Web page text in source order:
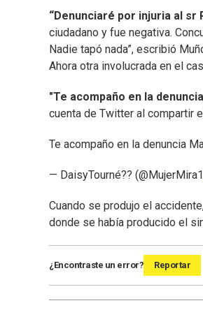
“Denunciaré por injuria al sr
ciudadano y fue negativa.
Nadie tapó nada”, escribió
Ahora otra involucrada en el
"Te acompaño en la
cuenta de Twitter al compartir
Te acompaño en la denuncia
— DaisyTourné??
Cuando se produjo el
donde se había producido el
¿Encontraste un error? Reportar